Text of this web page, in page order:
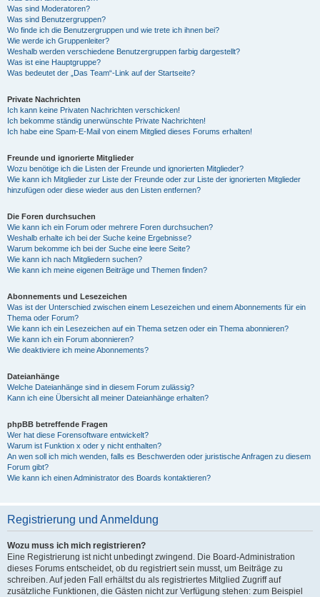
Was sind Moderatoren?
Was sind Benutzergruppen?
Wo finde ich die Benutzergruppen und wie trete ich ihnen bei?
Wie werde ich Gruppenleiter?
Weshalb werden verschiedene Benutzergruppen farbig dargestellt?
Was ist eine Hauptgruppe?
Was bedeutet der „Das Team“-Link auf der Startseite?
Private Nachrichten
Ich kann keine Privaten Nachrichten verschicken!
Ich bekomme ständig unerwünschte Private Nachrichten!
Ich habe eine Spam-E-Mail von einem Mitglied dieses Forums erhalten!
Freunde und ignorierte Mitglieder
Wozu benötige ich die Listen der Freunde und ignorierten Mitglieder?
Wie kann ich Mitglieder zur Liste der Freunde oder zur Liste der ignorierten Mitglieder
hinzufügen oder diese wieder aus den Listen entfernen?
Die Foren durchsuchen
Wie kann ich ein Forum oder mehrere Foren durchsuchen?
Weshalb erhalte ich bei der Suche keine Ergebnisse?
Warum bekomme ich bei der Suche eine leere Seite?
Wie kann ich nach Mitgliedern suchen?
Wie kann ich meine eigenen Beiträge und Themen finden?
Abonnements und Lesezeichen
Was ist der Unterschied zwischen einem Lesezeichen und einem Abonnements für ein
Thema oder Forum?
Wie kann ich ein Lesezeichen auf ein Thema setzen oder ein Thema abonnieren?
Wie kann ich ein Forum abonnieren?
Wie deaktiviere ich meine Abonnements?
Dateianhänge
Welche Dateianhänge sind in diesem Forum zulässig?
Kann ich eine Übersicht all meiner Dateianhänge erhalten?
phpBB betreffende Fragen
Wer hat diese Forensoftware entwickelt?
Warum ist Funktion x oder y nicht enthalten?
An wen soll ich mich wenden, falls es Beschwerden oder juristische Anfragen zu diesem
Forum gibt?
Wie kann ich einen Administrator des Boards kontaktieren?
Registrierung und Anmeldung
Wozu muss ich mich registrieren?
Eine Registrierung ist nicht unbedingt zwingend. Die Board-Administration
dieses Forums entscheidet, ob du registriert sein musst, um Beiträge zu
schreiben. Auf jeden Fall erhältst du als registriertes Mitglied Zugriff auf
zusätzliche Funktionen, die Gästen nicht zur Verfügung stehen: zum Beispiel